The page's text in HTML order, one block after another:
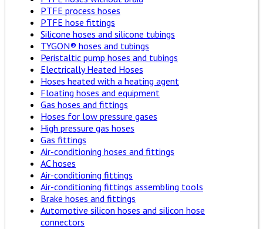
PTFE process hoses
PTFE hose fittings
Silicone hoses and silicone tubings
TYGON® hoses and tubings
Peristaltic pump hoses and tubings
Electrically Heated Hoses
Hoses heated with a heating agent
Floating hoses and equipment
Gas hoses and fittings
Hoses for low pressure gases
High pressure gas hoses
Gas fittings
Air-conditioning hoses and fittings
AC hoses
Air-conditioning fittings
Air-conditioning fittings assembling tools
Brake hoses and fittings
Automotive silicon hoses and silicon hose
connectors